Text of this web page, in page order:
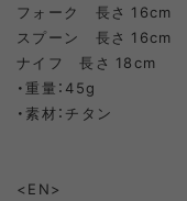
フォーク 長さ 16cm
スプーン 長さ 16cm
ナイフ 長さ 18cm
・重量：45g
・素材：チタン
<EN>